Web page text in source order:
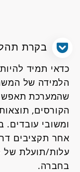
בקרת
כדאי תמיד
הלמידה של
שהמערכת
הקורסים,
ומשובי עובדים.
אחר תקציבים
עלות/תועלת של
בחברה.